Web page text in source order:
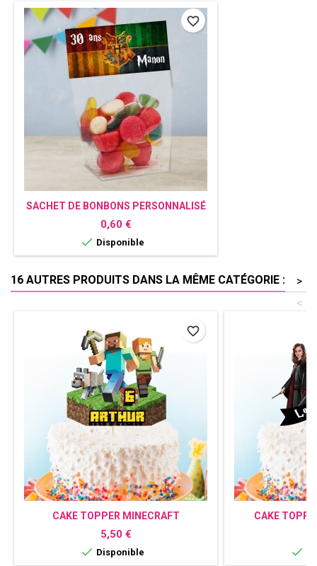
SACHET DE BONBONS PERSONNALISÉ
HARRY POTTER
Prix
0,60 €
 Disponible
favorite_border
16 AUTRES PRODUITS DANS LA MÊME CATÉGORIE :
>
<
CAKE TOPPER MINECRAFT
PERSONNALISÉ
Prix
5,50 €
 Disponible
favorite_border
CAKE
